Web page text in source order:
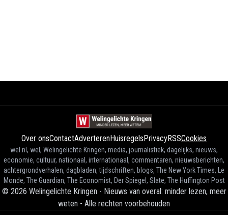
Over onsContactAdverterenHuisregelsPrivacyRSSCookies
wel.nl, wel, Welingelichte Kringen, media, journalistiek, dagelijks, nieuws,
economie, cultuur, nationaal, internationaal, commentaren, nieuwsberichten,
achtergrondverhalen, dagbladen, tijdschriften, blogs, The New York Times, Le
Monde, The Guardian, The Economist, Der Spiegel, Slate, The Huffington Post
© 2026 Welingelichte Kringen - Nieuws van overal: minder lezen, meer
weten - Alle rechten voorbehouden